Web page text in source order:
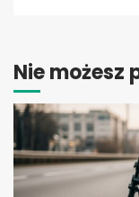
Nie możesz